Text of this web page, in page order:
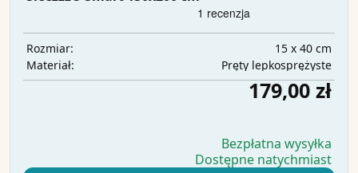
Rozmiar:
15 x 40 cm
Materiał:
Pręty lepkosprężyste
179,00 zł
Bezpłatna wysyłka
Dostępne natychmiast